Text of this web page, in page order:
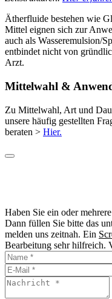
Ätherfluide bestehen wie
Mittel eignen sich zur
auch als Wasseremulsion/
entbindet nicht von
Arzt.
Mittelwahl &
Zu Mittelwahl, Art und
unsere häufig gestellten
beraten > Hier.
Haben Sie ein oder
Dann füllen Sie bitte das
melden uns zeitnah. Ein
Bearbeitung sehr hilfreich.